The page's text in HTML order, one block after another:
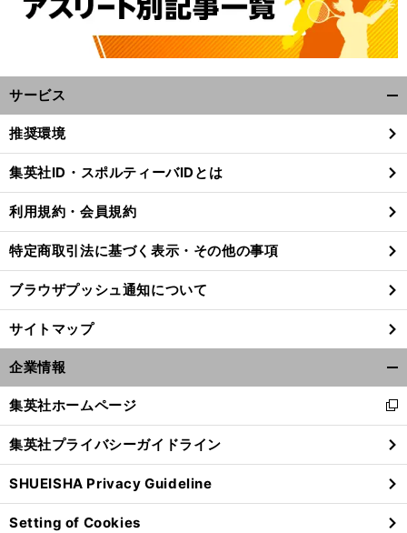
サービス
閉
る
推奨環境
集英社ID・スポルティーバIDとは
利用規約・会員規約
特定商取引法に基づく表示・その他の事項
ブラウザプッシュ通知について
サイトマップ
企業情報
閉
る
集英社ホームページ
新
し
い
ウ
ィ
ン
ド
集英社プライバシーガイドライン
SHUEISHA Privacy Guideline
Setting of Cookies